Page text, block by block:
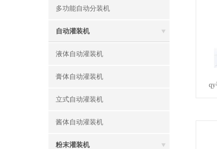
多功能自动分装机
自动灌装机
液体自动灌装机
膏体自动灌装机
立式自动灌装机
酱体自动灌装机
粉末灌装机